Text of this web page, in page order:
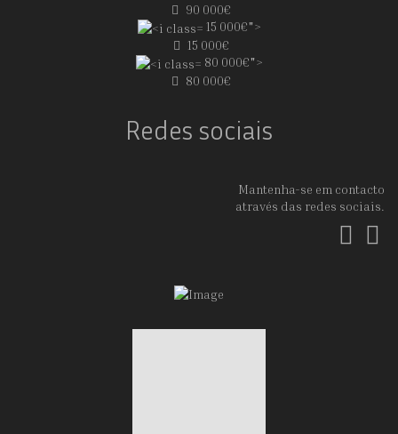
90 000€
15 000€">
15 000€
80 000€">
80 000€
Redes sociais
Mantenha-se em contacto
através das redes sociais.